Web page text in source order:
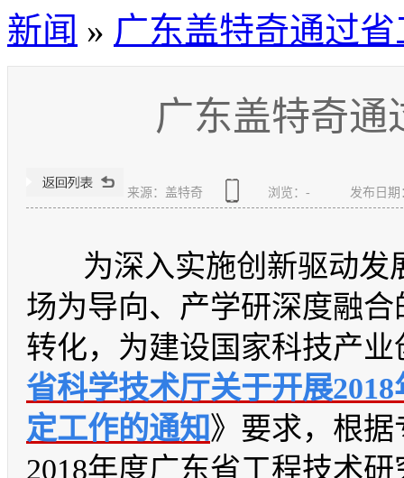
新闻 » 广东盖特奇通过
广东盖特奇通
来源：盖特奇 浏览： - 发布日期
为深入实施创新驱动发
场为导向、产学研深度融
转化，为建设国家科技产
省科学技术厅关于开展
定工作的通知 》要求，根
2018年度广东省工程技术